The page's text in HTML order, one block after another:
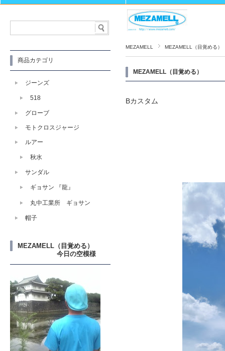
MEZAMELL MEZAMELL（目
MEZAMELL（目覚め
Bカスタム
商品カテゴリ
ジーンズ
518
グローブ
モトクロスジャージ
ルアー
秋水
サンダル
ギョサン 『龍』
丸中工業所 ギョサン
帽子
MEZAMELL（目覚める）
今日の空模様